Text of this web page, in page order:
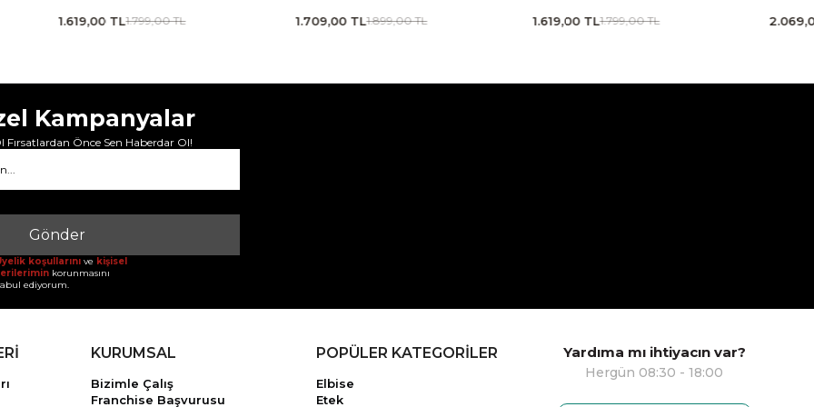
1.709,00 TL1.899,00 TL 1.619,00 TL1.799,00 TL 2.069,00 TL2.299,00 TL
Kampanyalar
Fırsatlardan Önce Sen Haberdar Ol!
Gönder
koşullarını ve kişisel
korunmasını
ediyorum.
KURUMSAL
Bizimle Çalış
Franchise Başvurusu
POPÜLER KATEGORİLER
Elbise
Etek
Yardıma mı ihtiyacın var?
Hergün 08:30 - 18:00